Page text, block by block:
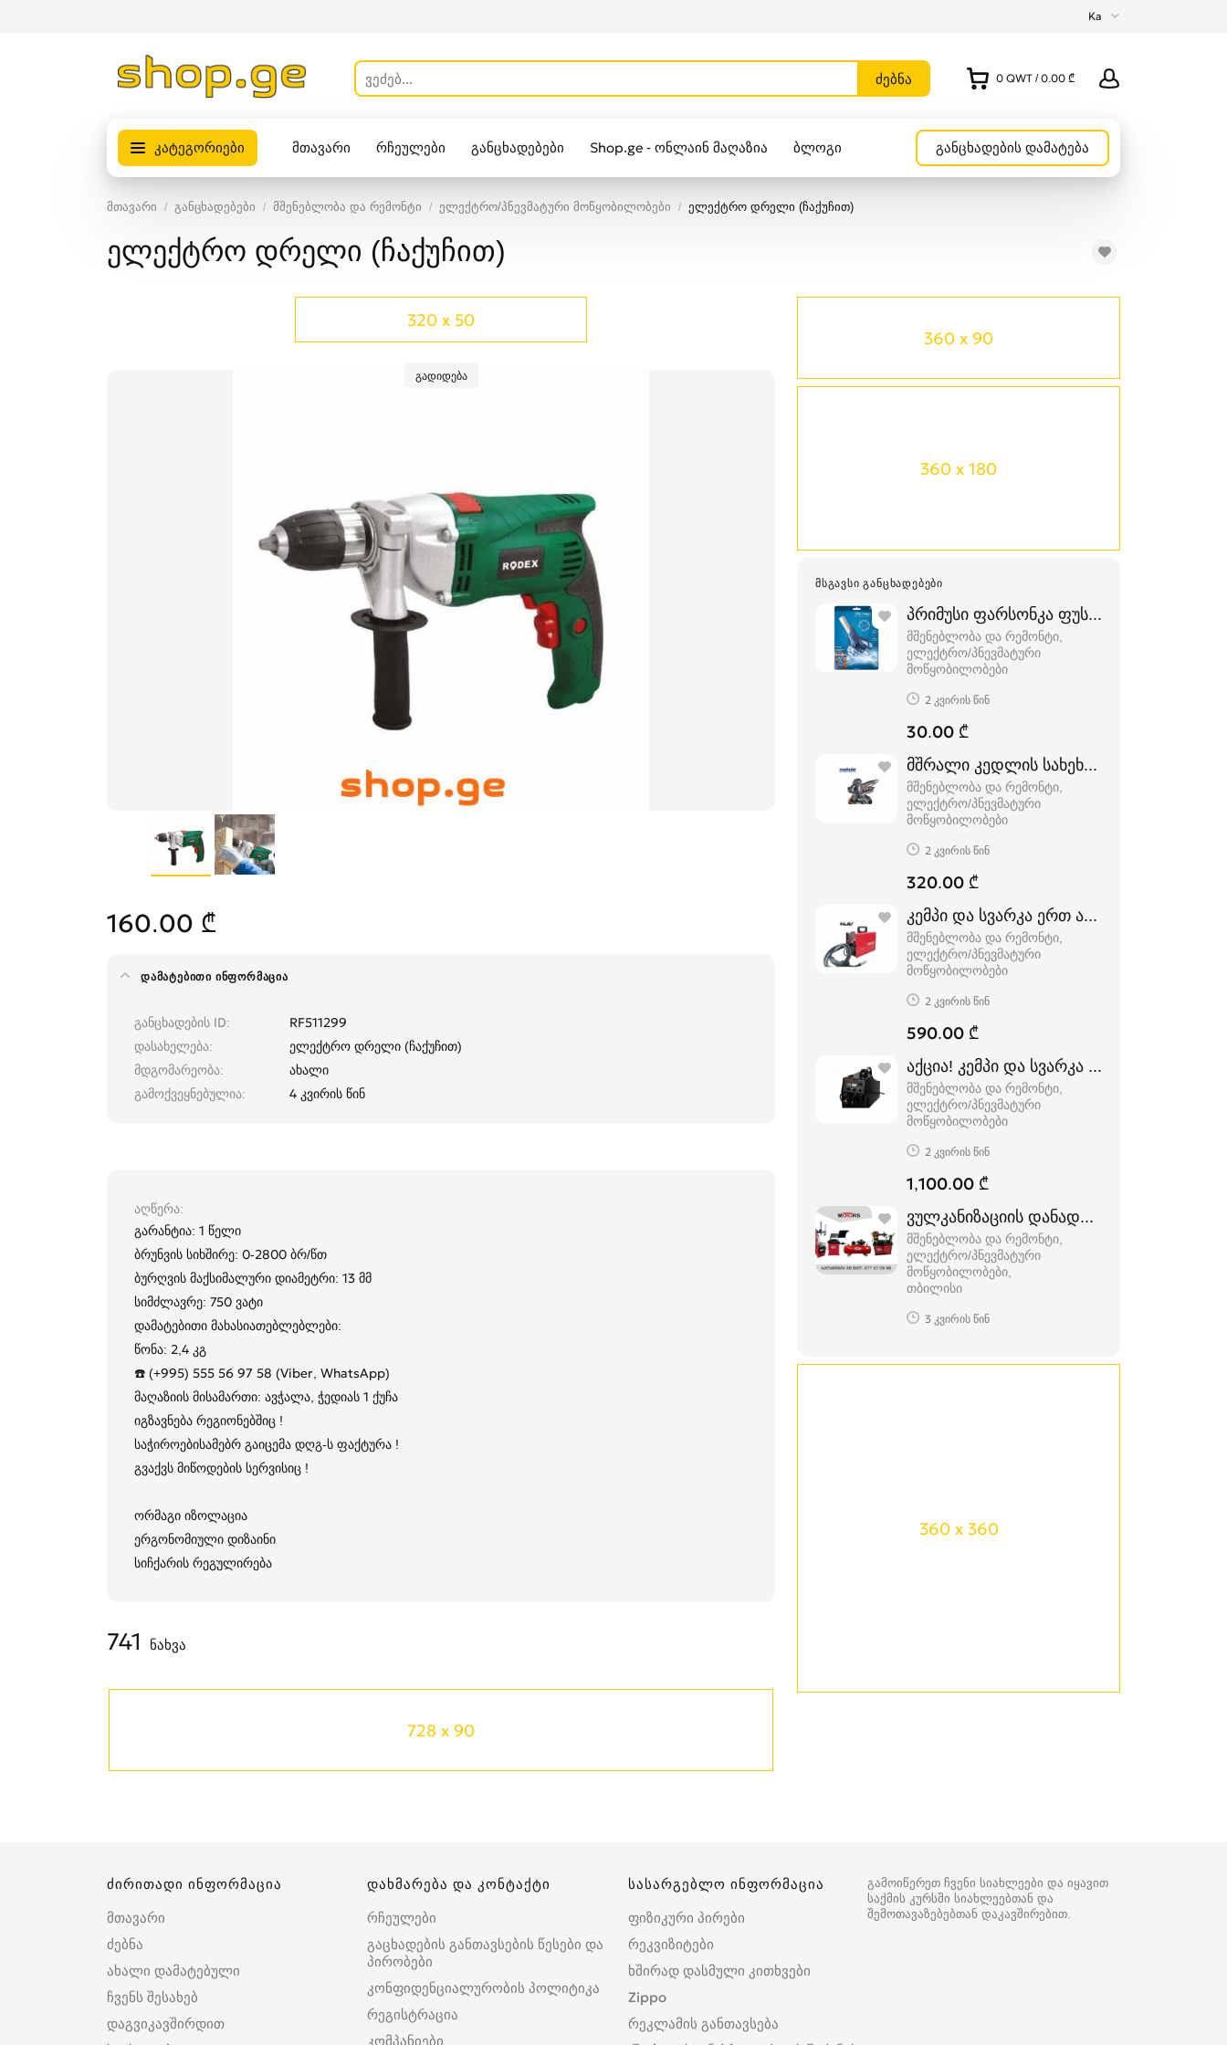
Ka
0 QWT / 0.00 ₾
კატეგორიები მთავარი რჩეულები განცხადებები Shop.ge - ონლაინ მაღაზია ბლოგი განცხადების დამატება
მთავარი განცხადებები მშენებლობა და რემონტი ელექტრო/პნევმატური მოწყობილობები ელექტრო დრელი (ჩაქუჩით)
ელექტრო დრელი (ჩაქუჩით)
360 x 90
360 x 180
ᲛᲡᲒᲐᲕᲡᲘ ᲒᲐᲜᲪᲮᲐᲓᲔᲑᲔᲑᲘ
პრიმუსი ფარსონკა ფუსფუსა
მშენებლობა და რემონტი,
ელექტრო/პნევმატური
მოწყობილობები
2 კვირის წინ
30.00 ₾
მშრალი კედლის სახეხი, 1 წლიანი
მშენებლობა და რემონტი,
ელექტრო/პნევმატური
მოწყობილობები
2 კვირის წინ
320.00 ₾
კემპი და სვარკა ერთ აპარატში,
მშენებლობა და რემონტი,
ელექტრო/პნევმატური
მოწყობილობები
2 კვირის წინ
590.00 ₾
აქცია! კემპი და სვარკა ერთ აპარატში
მშენებლობა და რემონტი,
ელექტრო/პნევმატური
მოწყობილობები
2 კვირის წინ
1,100.00 ₾
ვულკანიზაციის დანადგარები
მშენებლობა და რემონტი,
ელექტრო/პნევმატური
მოწყობილობები
თბილისი
3 კვირის წინ
360 x 360
320 x 50
გადიდება
160.00 ₾
ᲓᲐᲛᲐᲢᲔᲑᲘᲗᲘ ᲘᲜᲤᲝᲠᲛᲐᲪᲘᲐ
განცხადების ID
RF511299
დასახელება
ელექტრო დრელი (ჩაქუჩით)
მდგომარეობა
ახალი
გამოქვეყნებულია
4 კვირის წინ
აღწერა
გარანტია: 1 წელი
ბრუნვის სიხშირე: 0-2800 ბრ/წთ
ბურღვის მაქსიმალური დიამეტრი: 13 მმ
სიმძლავრე: 750 ვატი
დამატებითი მახასიათებლებლები:
წონა: 2,4 კგ
☎️ (+995) 555 56 97 58 (Viber, WhatsApp)
მაღაზიის მისამართი: ავჭალა, ჭედიას 1 ქუჩა
იგზავნება რეგიონებშიც !
საჭიროებისამებრ გაიცემა დღგ-ს ფაქტურა !
გვაქვს მიწოდების სერვისიც !
ორმაგი იზოლაცია
ერგონომიული დიზაინი
სიჩქარის რეგულირება
741 ნახვა
728 x 90
გამოიწერეთ ჩვენი სიახლეები და იყავით
საქმის კურსში სიახლეებთან და
შემოთავაზებებთან დაკავშირებით.
ძირითადი ინფორმაცია
მთავარი
ძებნა
ახალი დამატებული
ჩვენს შესახებ
დაგვიკავშირდით
დახმარება და კონტაქტი
რჩეულები
გაცხადების განთავსების წესები და
პირობები
კონფიდენციალურობის პოლიტიკა
რეგისტრაცია
კომპანიები
სასარგებლო ინფორმაცია
ფიზიკური პირები
რეკვიზიტები
ხშირად დასმული კითხვები
Zippo
რეკლამის განთავსება